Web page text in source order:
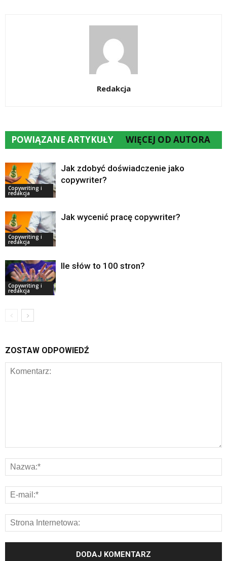
Redakcja
POWIĄZANE ARTYKUŁY WIĘCEJ OD AUTORA
Copywriting i
redakcja
Jak zdobyć doświadczenie jako
copywriter?
Copywriting i
redakcja
Jak wycenić pracę copywriter?
Copywriting i
redakcja
Ile słów to 100 stron?
ZOSTAW ODPOWIEDŹ